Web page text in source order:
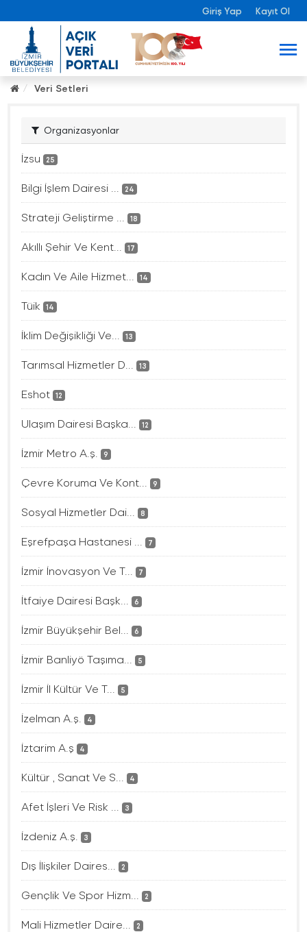
Giriş Yap Kayıt Ol
Veri Setleri
Organizasyonlar
İzsu 25
Bilgi İşlem Dairesi ... 24
Strateji Geliştirme ... 18
Akıllı Şehir Ve Kent... 17
Kadın Ve Aile Hizmet... 14
Tüik 14
İklim Değişikliği Ve... 13
Tarımsal Hizmetler D... 13
Eshot 12
Ulaşım Dairesi Başka... 12
İzmir Metro A.ş. 9
Çevre Koruma Ve Kont... 9
Sosyal Hizmetler Dai... 8
Eşrefpaşa Hastanesi ... 7
İzmir İnovasyon Ve T... 7
İtfaiye Dairesi Başk... 6
İzmir Büyükşehir Bel... 6
İzmir Banliyö Taşıma... 5
İzmir İl Kültür Ve T... 5
İzelman A.ş. 4
İztarim A.ş 4
Kültür , Sanat Ve S... 4
Afet İşleri Ve Risk ... 3
İzdeniz A.ş. 3
Dış İlişkiler Daires... 2
Gençlik Ve Spor Hizm... 2
Mali Hizmetler Daire... 2